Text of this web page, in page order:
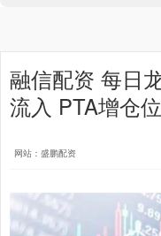
融信配资 每日
流入 PTA增仓
网站：盛鹏配资